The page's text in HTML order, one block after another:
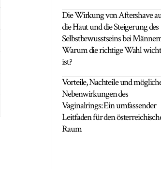
Die Wirkung von Aftershave
die Haut und die Steigerung des
Selbstbewusstseins bei
Warum die richtige Wahl
ist?
Vorteile, Nachteile und
Nebenwirkungen des
Vaginalrings: Ein umfassender
Leitfaden für den
Raum